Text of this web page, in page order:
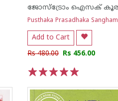
Pusthaka Prasadhaka Sangham
Add to Cart
Rs 480.00 Rs 456.00